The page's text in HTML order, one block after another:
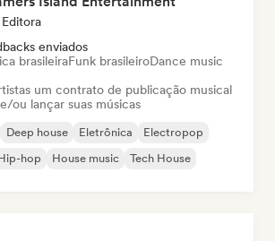
enviados
brasileiraFunk brasileiroDance music
um contrato de publicação musical
ou lançar suas músicas
Deep house Eletrônica
Electropop
hop House music Tech House